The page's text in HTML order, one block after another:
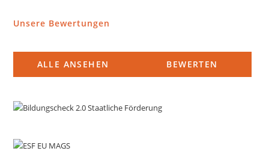
Unsere Bewertungen
ALLE ANSEHEN BEWERTEN